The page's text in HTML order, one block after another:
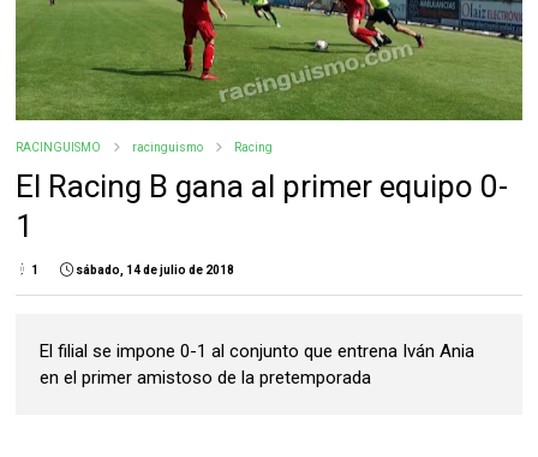
RACINGUISMO racinguismo Racing
El Racing B gana al primer equipo 0-
1
1 sábado, 14 de julio de 2018
El filial se impone 0-1 al conjunto que entrena Iván Ania
en el primer amistoso de la pretemporada